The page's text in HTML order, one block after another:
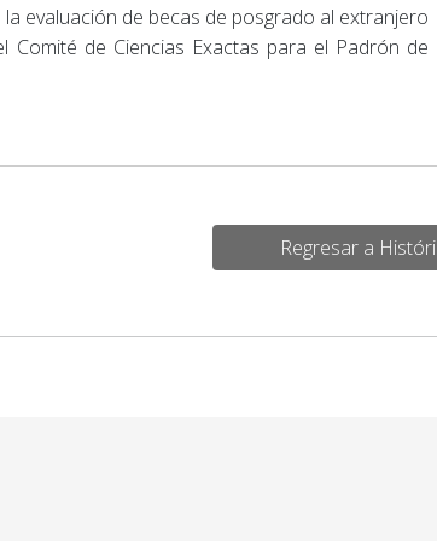
evaluación de becas de posgrado al extranjero
Comité de Ciencias Exactas para el Padrón de
Regresar a